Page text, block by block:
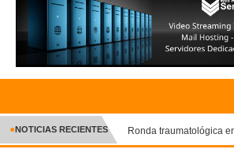
INICIO
CRÓNICA
●NOTICIAS RECIENTES Ronda traumatológica